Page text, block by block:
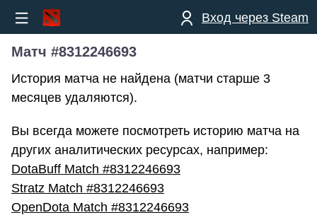
Вход через Steam
Матч #8312246693
История матча не найдена (матчи старше 3
месяцев удаляются).
Вы всегда можете посмотреть историю матча на
других аналитических ресурсах, например:
DotaBuff Match #8312246693
Stratz Match #8312246693
OpenDota Match #8312246693